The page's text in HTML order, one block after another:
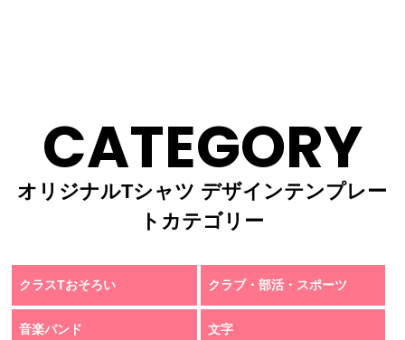
CATEGORY
オリジナルTシャツ デザインテンプレー
トカテゴリー
クラスTおそろい クラブ・部活・スポーツ
音楽バンド 文字